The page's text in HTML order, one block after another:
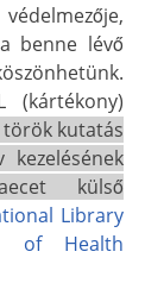
benne lévő
(kártékony)
török kutatás
külső
Library
of Health